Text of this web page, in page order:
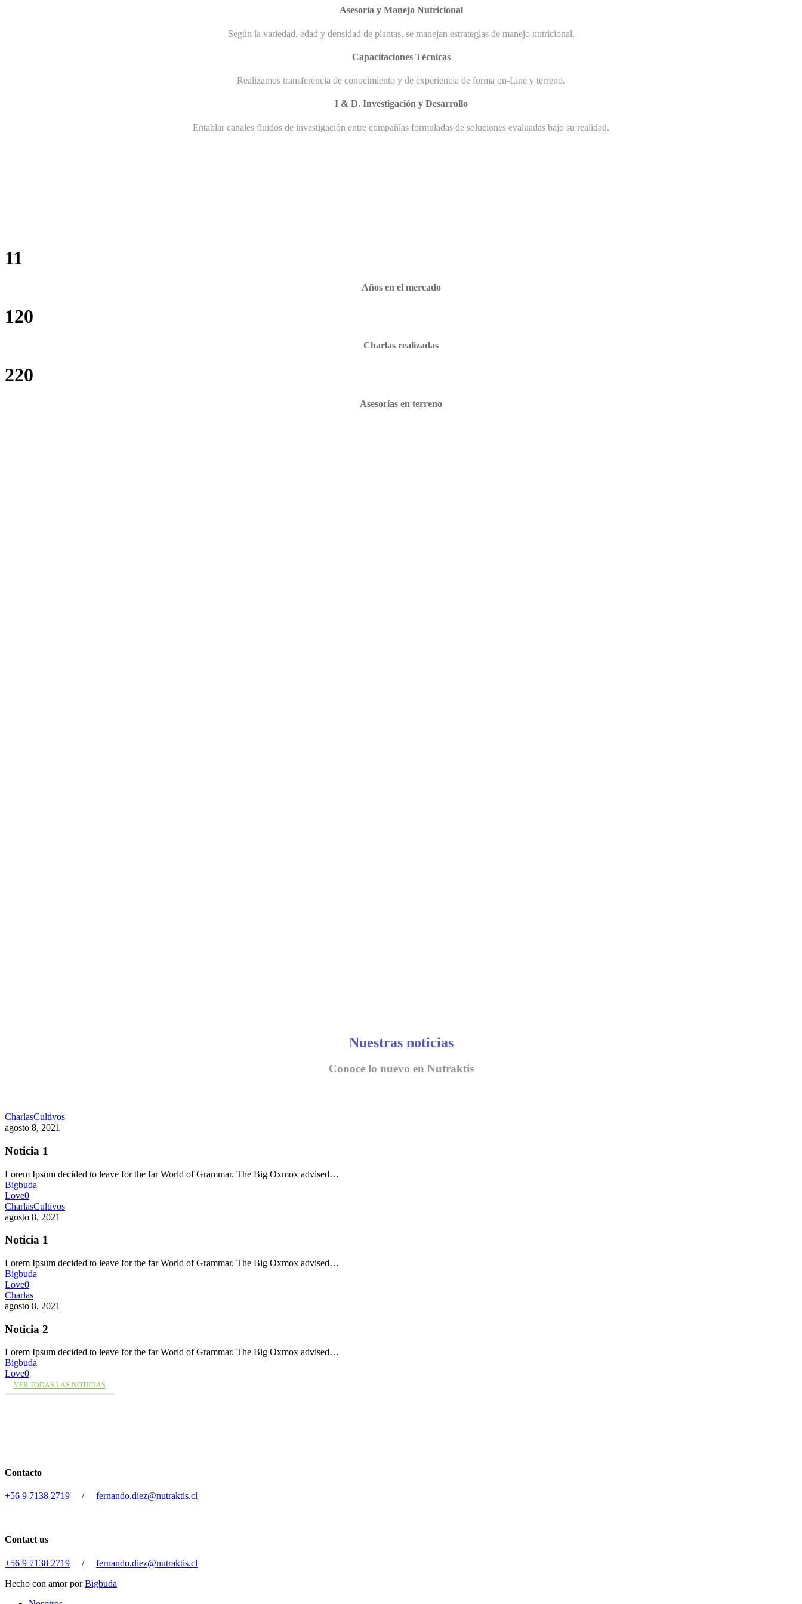
Asesoría y Manejo Nutricional
Según la variedad, edad y densidad de plantas, se manejan estrategias de manejo nutricional.
Capacitaciones Técnicas
Realizamos transferencia de conocimiento y de experiencia de forma on-Line y terreno.
I & D. Investigación y Desarrollo
Entablar canales fluidos de investigación entre compañías formuladas de soluciones evaluadas bajo su realidad.
11
Años en el mercado
120
Charlas realizadas
220
Asesorías en terreno
Nuestras noticias
Conoce lo nuevo en Nutraktis
CharlasCultivos
agosto 8, 2021
Noticia 1
Lorem Ipsum decided to leave for the far World of Grammar. The Big Oxmox advised…
Bigbuda
Love0
CharlasCultivos
agosto 8, 2021
Noticia 1
Lorem Ipsum decided to leave for the far World of Grammar. The Big Oxmox advised…
Bigbuda
Love0
Charlas
agosto 8, 2021
Noticia 2
Lorem Ipsum decided to leave for the far World of Grammar. The Big Oxmox advised…
Bigbuda
Love0
VER TODAS LAS NOTICIAS
Contacto
+56 9 7138 2719 / fernando.diez@nutraktis.cl
Contact us
+56 9 7138 2719 / fernando.diez@nutraktis.cl
Hecho con amor porBigbuda